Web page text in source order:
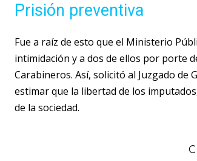
Prisión preventiva
Fue a raíz de esto que el Ministerio
intimidación y a dos de ellos por porte
Carabineros. Así, solicitó al Juzgado
estimar que la libertad de los
de la sociedad.